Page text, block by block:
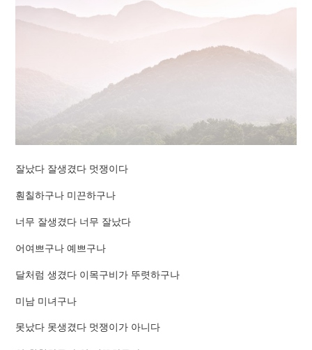
잘났다 잘생겼다 멋쟁이다
훤칠하구나 미끈하구나
너무 잘생겼다 너무 잘났다
어여쁘구나 예쁘구나
달처럼 생겼다 이목구비가 뚜렷하구나
미남 미녀구나
못났다 못생겼다 멋쟁이가 아니다